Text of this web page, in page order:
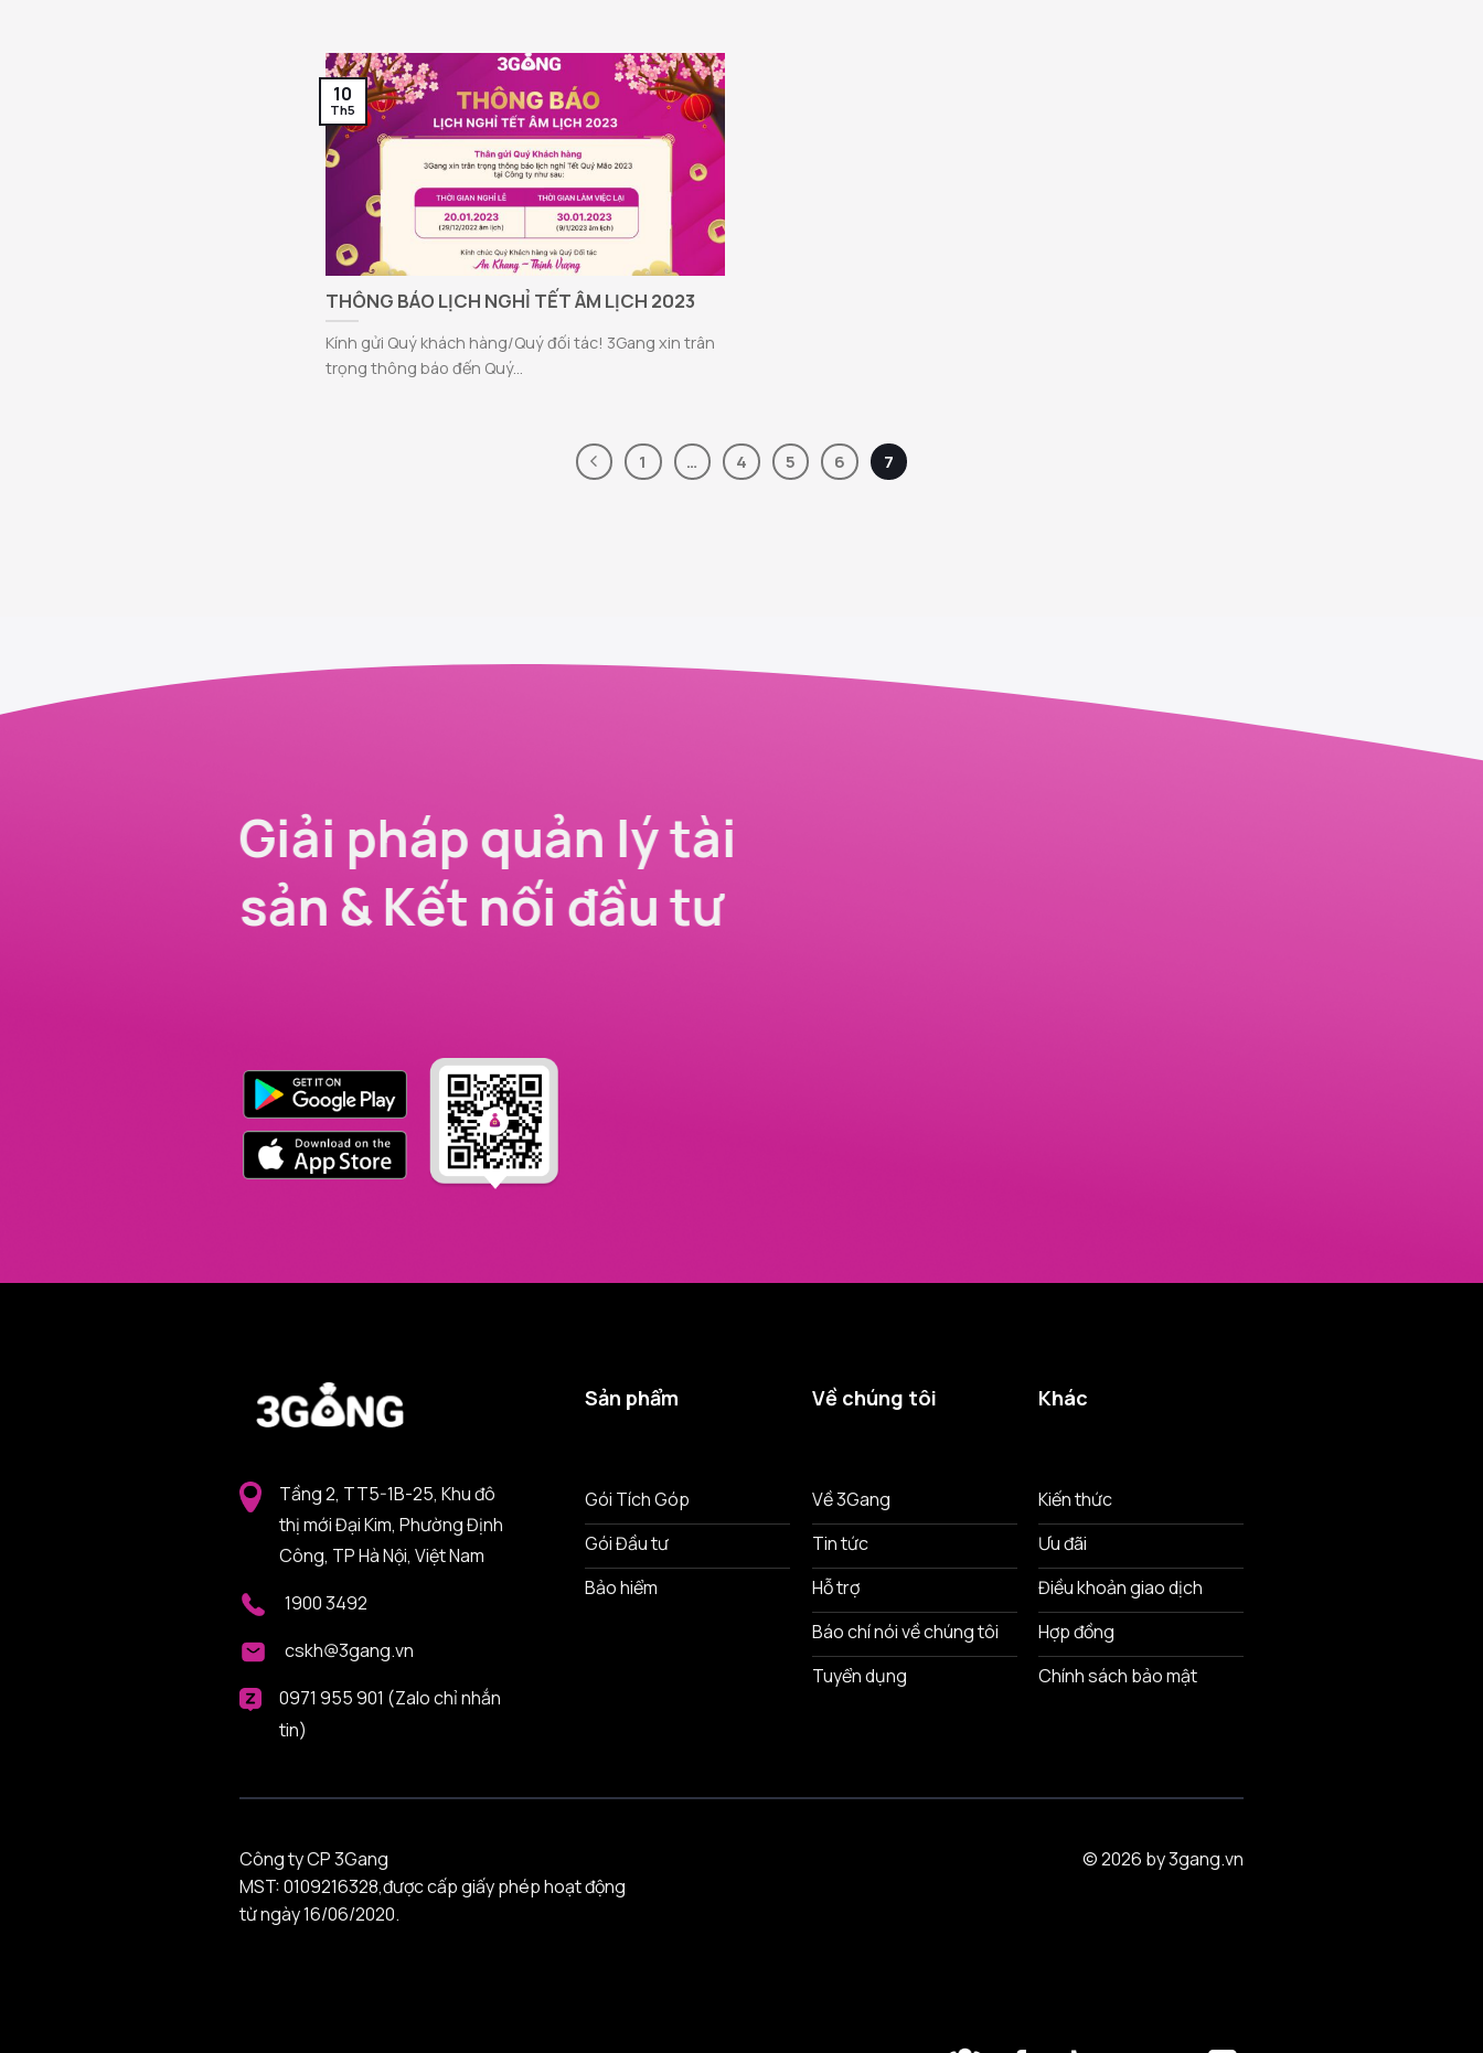
THÔNG BÁO LỊCH NGHỈ TẾT ÂM LỊCH 2023
Kính gửi Quý khách hàng/Quý đối tác! 3Gang xin trân
trọng thông báo đến Quý...
10
Th5
1 … 4 5 6 7
Giải pháp quản lý tài
sản & Kết nối đầu tư
Tầng 2, TT5-1B-25, Khu đô
thị mới Đại Kim, Phường Định
Công, TP Hà Nội, Việt Nam
1900 3492
cskh@3gang.vn
0971 955 901 (Zalo chỉ nhắn
tin)
Sản phẩm
Gói Tích Góp
Gói Đầu tư
Bảo hiểm
Về chúng tôi
Về 3Gang
Tin tức
Hỗ trợ
Báo chí nói về chúng tôi
Tuyển dụng
Khác
Kiến thức
Ưu đãi
Điều khoản giao dịch
Hợp đồng
Chính sách bảo mật
Công ty CP 3Gang
MST: 0109216328,được cấp giấy phép hoạt động
từ ngày 16/06/2020.
© 2026 by 3gang.vn